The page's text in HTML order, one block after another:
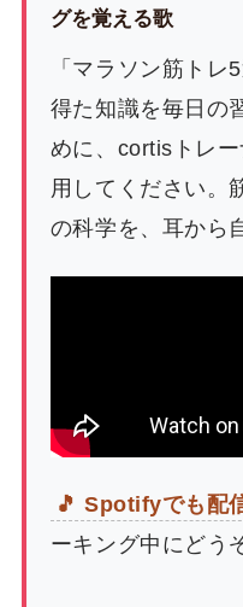
グを覚える歌
「マラソン筋ト
得た知識を毎日の
めに、cortisトレ
用してください。
の科学を、耳から
🎵 Spotifyでも配
ーキング中にどう